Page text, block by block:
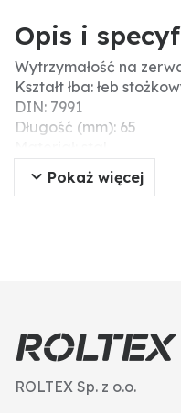
Opis i
Wytrzymałość na
Kształt łba: łeb
DIN: 7991
Długość (mm): 65
Ø D (mm): 12
Powierzchnia: ocynk
Łeb: gniazdo
Pokaż więcej
ROLTEX Sp. z o.o.